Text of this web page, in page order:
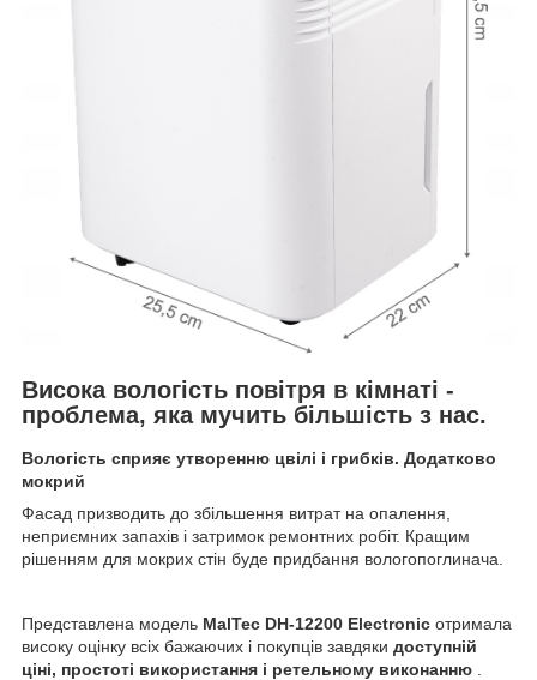
Висока вологість повітря в кімнаті -
проблема, яка мучить більшість з нас.
Вологість сприяє утворенню цвілі і грибків. Додатково
мокрий
Фасад призводить до збільшення витрат на опалення,
неприємних запахів і затримок ремонтних робіт. Кращим
рішенням для мокрих стін буде придбання вологопоглинача.
Представлена модель MalTec DH-12200 Electronic отримала
високу оцінку всіх бажаючих і покупців завдяки доступній
ціні, простоті використання і ретельному виконанню